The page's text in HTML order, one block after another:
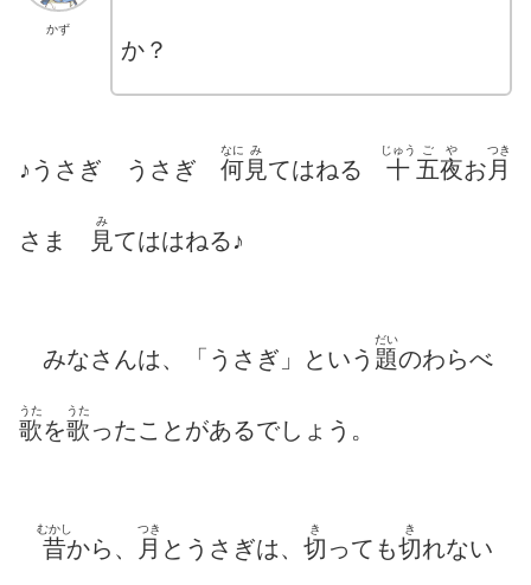
かず
か？
♪うさぎ うさぎ 何
なに
見
み
てはねる 十
じゅう
五
ご
夜
や
お月
つき
さま 見
み
てははねる♪
みなさんは、「うさぎ」という 題
だい
のわらべ
歌
うた
を歌
うた
ったことがあるでしょう。
昔
むかし
から、 月
つき
とうさぎは、 切
き
っても切
き
れない